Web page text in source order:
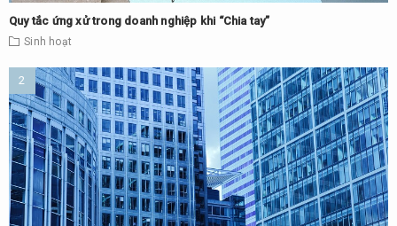
Quy tắc ứng xử trong doanh nghiệp khi “Chia tay”
Sinh hoạt